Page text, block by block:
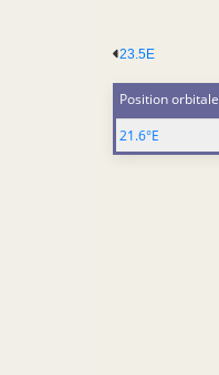
23.5E
Position orbitale
21.6°E